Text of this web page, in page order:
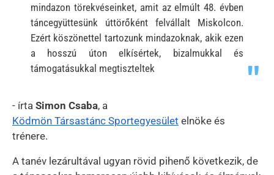
mindazon törekvéseinket, amit az elmúlt 48. évben
táncegyüttesünk úttörőként felvállalt Miskolcon.
Ezért köszönettel tartozunk mindazoknak, akik ezen
a hosszú úton elkísértek, bizalmukkal és
támogatásukkal megtiszteltek
- írta Simon Csaba, a
Ködmön Társastánc Sportegyesület elnöke és
trénere.
A tanév lezárultával ugyan rövid pihenő következik, de